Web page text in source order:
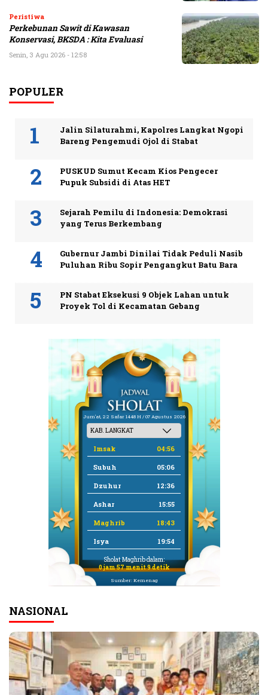
Peristiwa
Perkebunan Sawit di Kawasan
Konservasi, BKSDA : Kita Evaluasi
Senin, 3 Agu 2026 - 12:58
POPULER
Jalin Silaturahmi, Kapolres Langkat Ngopi
Bareng Pengemudi Ojol di Stabat
PUSKUD Sumut Kecam Kios Pengecer
Pupuk Subsidi di Atas HET
Sejarah Pemilu di Indonesia: Demokrasi
yang Terus Berkembang
Gubernur Jambi Dinilai Tidak Peduli Nasib
Puluhan Ribu Sopir Pengangkut Batu Bara
PN Stabat Eksekusi 9 Objek Lahan untuk
Proyek Tol di Kecamatan Gebang
Jum'at, 22 Safar 1448 H / 07 Agustus 2026
Imsak 04:56
Subuh 05:06
Dzuhur 12:36
Ashar 15:55
Maghrib 18:43
Isya 19:54
Sholat Maghrib dalam:
0 jam 57 menit 8 detik
Sumber: Kemenag
NASIONAL